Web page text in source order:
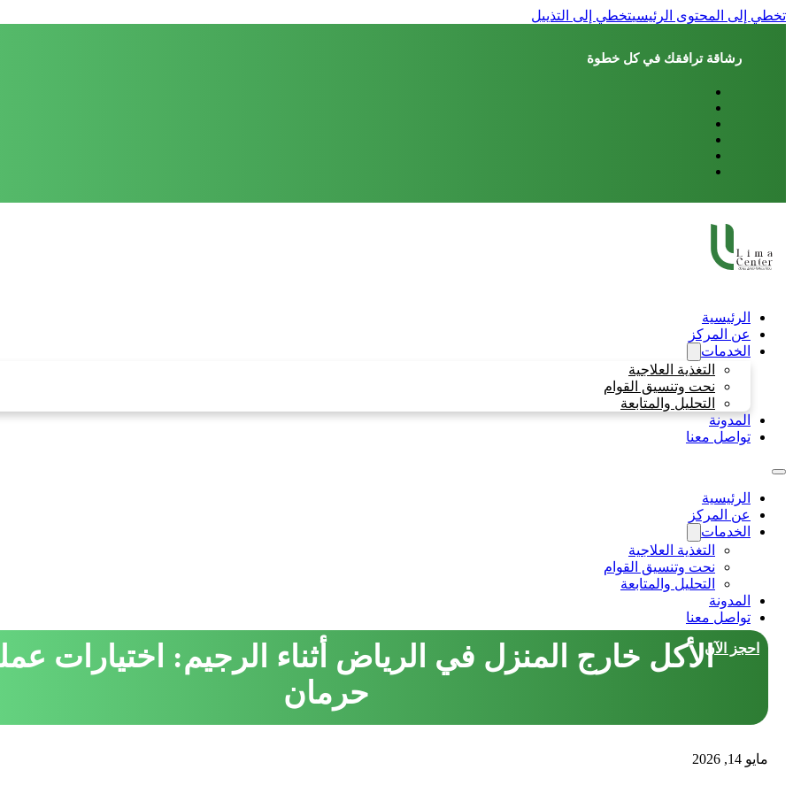
تخطي إلى المحتوى الرئيسيتخطي إلى التذييل
رشاقة ترافقك في كل خطوة
الرئيسية
عن المركز
الخدمات
التغذية العلاجية
نحت وتنسيق القوام
التحليل والمتابعة
المدونة
تواصل معنا
الرئيسية
عن المركز
الخدمات
التغذية العلاجية
نحت وتنسيق القوام
التحليل والمتابعة
المدونة
تواصل معنا
احجز الآنالأكل خارج المنزل في الرياض أثناء الرجيم: اختيارات
حرمان
مايو 14, 2026